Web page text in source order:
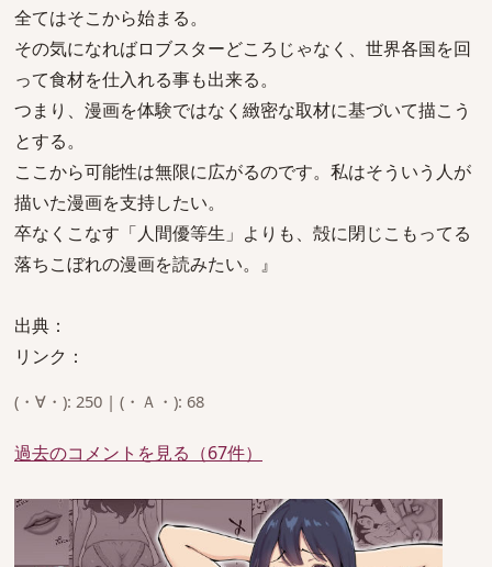
全てはそこから始まる。
その気になればロブスターどころじゃなく、世界各国を回
って食材を仕入れる事も出来る。
つまり、漫画を体験ではなく緻密な取材に基づいて描こう
とする。
ここから可能性は無限に広がるのです。私はそういう人が
描いた漫画を支持したい。
卒なくこなす「人間優等生」よりも、殻に閉じこもってる
落ちこぼれの漫画を読みたい。』
出典：
リンク：
(・∀・): 250 | (・Ａ・): 68
過去のコメントを見る（67件）